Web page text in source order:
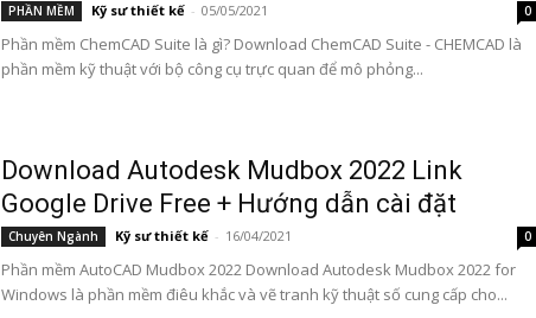
PHẦN MỀM Kỹ sư thiết kế - 05/05/2021 0
Phần mềm ChemCAD Suite là gì? Download ChemCAD Suite - CHEMCAD là
phần mềm kỹ thuật với bộ công cụ trực quan để mô phỏng...
Download Autodesk Mudbox 2022 Link
Google Drive Free + Hướng dẫn cài đặt
Chuyên Ngành Kỹ sư thiết kế - 16/04/2021 0
Phần mềm AutoCAD Mudbox 2022 Download Autodesk Mudbox 2022 for
Windows là phần mềm điêu khắc và vẽ tranh kỹ thuật số cung cấp cho...